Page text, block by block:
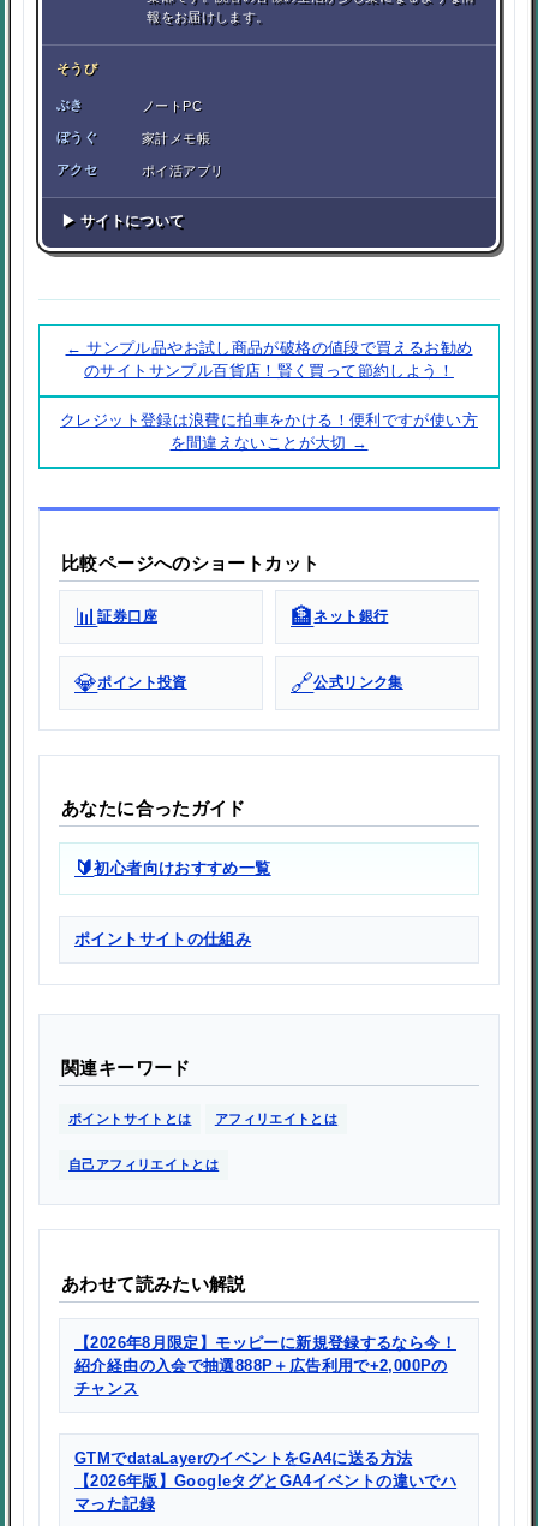
報をお届けします。
そうび
ぶき ノートPC
ぼうぐ 家計メモ帳
アクセ ポイ活アプリ
▶ サイトについて
← サンプル品やお試し商品が破格の値段で買えるお勧め
のサイトサンプル百貨店！賢く買って節約しよう！
クレジット登録は浪費に拍車をかける！便利ですが使い方
を間違えないことが大切 →
比較ページへのショートカット
📊証券口座 🏦ネット銀行
💎ポイント投資 🔗公式リンク集
あなたに合ったガイド
🔰初心者向けおすすめ一覧
ポイントサイトの仕組み
関連キーワード
ポイントサイトとは アフィリエイトとは
自己アフィリエイトとは
あわせて読みたい解説
【2026年8月限定】モッピーに新規登録するなら今！
紹介経由の入会で抽選888P＋広告利用で+2,000Pの
チャンス
GTMでdataLayerのイベントをGA4に送る方法
【2026年版】GoogleタグとGA4イベントの違いでハ
マった記録